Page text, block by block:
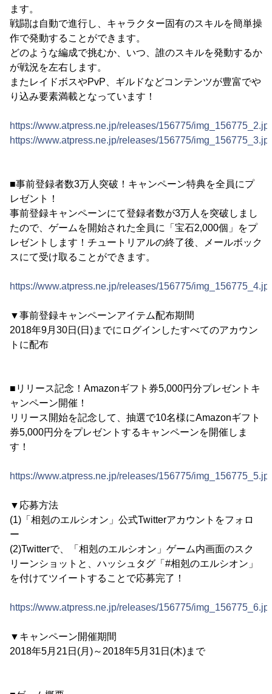
ます。
戦闘は自動で進行し、キャラクター固有のスキルを簡単操
作で発動することができます。
どのような編成で挑むか、いつ、誰のスキルを発動するか
が戦況を左右します。
またレイドボスやPvP、ギルドなどコンテンツが豊富でや
り込み要素満載となっています！
https://www.atpress.ne.jp/releases/156775/
https://www.atpress.ne.jp/releases/156775/
■事前登録者数3万人突破！キャンペーン特典を全員にプ
レゼント！
事前登録キャンペーンにて登録者数が3万人を突破しまし
たので、ゲームを開始された全員に「宝石2,000個」をプ
レゼントします！チュートリアルの終了後、メールボック
スにて受け取ることができます。
https://www.atpress.ne.jp/releases/156775/
▼事前登録キャンペーンアイテム配布期間
2018年9月30日(日)までにログインしたすべてのアカウン
トに配布
■リリース記念！Amazonギフト券5,000円分プレゼントキ
ャンペーン開催！
リリース開始を記念して、抽選で10名様にAmazonギフト
券5,000円分をプレゼントするキャンペーンを開催しま
す！
https://www.atpress.ne.jp/releases/156775/
▼応募方法
(1)「相剋のエルシオン」公式Twitterアカウントをフォロ
ー
(2)Twitterで、「相剋のエルシオン」ゲーム内画面のスク
リーンショットと、ハッシュタグ「#相剋のエルシオン」
を付けてツイートすることで応募完了！
https://www.atpress.ne.jp/releases/156775/
▼キャンペーン開催期間
2018年5月21日(月)～2018年5月31日(木)まで